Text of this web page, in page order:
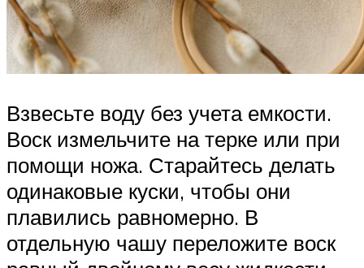
Взвесьте воду без учета емкости.
Воск измельчите на терке или при
помощи ножа. Старайтесь делать
одинаковые куски, чтобы они
плавились равномерно. В
отдельную чашу переложите воск